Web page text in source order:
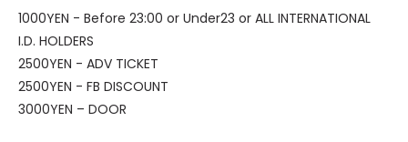
1000YEN - Before 23:00 or Under23 or ALL INTERNATIONAL
I.D. HOLDERS
2500YEN - ADV TICKET
2500YEN - FB DISCOUNT
3000YEN – DOOR